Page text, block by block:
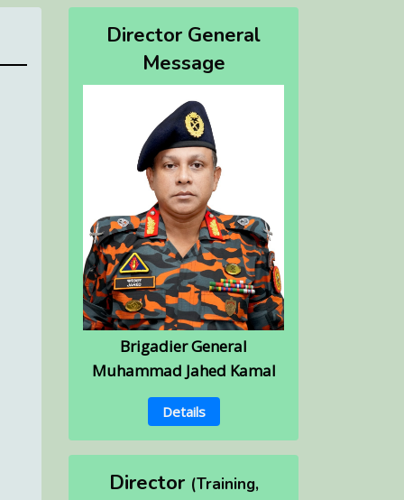
Director General
Message
Brigadier General
Muhammad Jahed Kamal
Details
Director (Training,